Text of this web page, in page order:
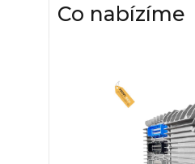
Co nabízíme